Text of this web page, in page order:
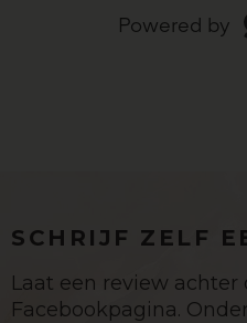
SCHRIJF ZELF
Laat een review achter
Facebookpagina.